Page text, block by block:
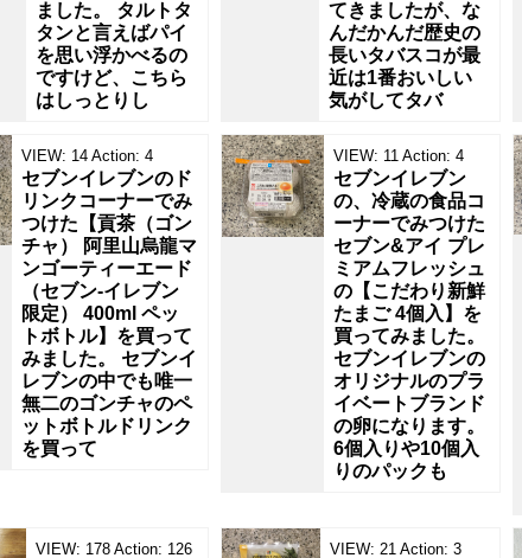
ました。 タルトタ
タンと言えばパイ
を思い浮かべるの
ですけど、こちら
はしっとりし
てきましたが、な
んだかんだ歴史の
長いタバスコが最
近は1番おいしい
気がしてタバ
VIEW: 14 Action: 4
セブンイレブンのド
リンクコーナーでみ
つけた【貢茶（ゴン
チャ） 阿里山烏龍マ
ンゴーティーエード
（セブン‐イレブン
限定） 400ml ペッ
トボトル】を買って
みました。 セブンイ
レブンの中でも唯一
無二のゴンチャのペ
ットボトルドリンク
を買って
VIEW: 11 Action: 4
セブンイレブン
の、冷蔵の食品コ
ーナーでみつけた
セブン&アイ プレ
ミアムフレッシュ
の【こだわり新鮮
たまご 4個入】を
買ってみました。
セブンイレブンの
オリジナルのプラ
イベートブランド
の卵になります。
6個入りや10個入
りのパックも
VIEW: 178 Action: 126 VIEW: 21 Action: 3